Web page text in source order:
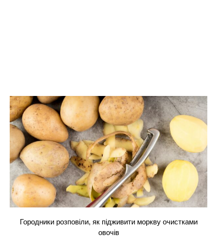
Городники розповіли, як підживити моркву очистками
овочів